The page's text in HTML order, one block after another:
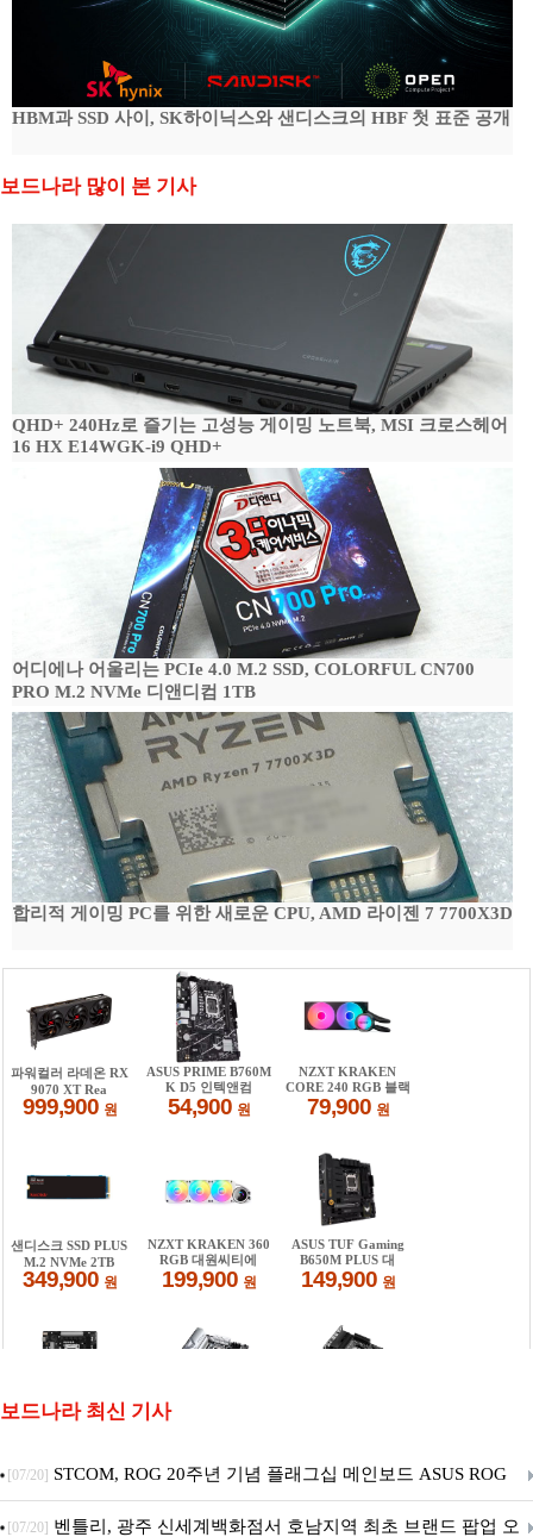
HBM과 SSD 사이, SK하이닉스와 샌디스크의 HBF 첫 표준 공개
보드나라 많이 본 기사
QHD+ 240Hz로 즐기는 고성능 게이밍 노트북, MSI 크로스헤어
16 HX E14WGK-i9 QHD+
어디에나 어울리는 PCIe 4.0 M.2 SSD, COLORFUL CN700
PRO M.2 NVMe 디앤디컴 1TB
합리적 게이밍 PC를 위한 새로운 CPU, AMD 라이젠 7 7700X3D
보드나라 최신 기사
[07/20] STCOM, ROG 20주년 기념 플래그십 메인보드 ASUS ROG
Crosshair X870E EDITION 20 국내 출시 예정
[07/20] 벤틀리, 광주 신세계백화점서 호남지역 최초 브랜드 팝업 오